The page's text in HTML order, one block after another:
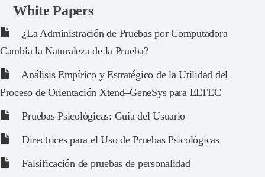
White Papers
¿La Administración de Pruebas por Computadora
Cambia la Naturaleza de la Prueba?
Análisis Empírico y Estratégico de la Utilidad del
Proceso de Orientación Xtend–GeneSys para ELTEC
Pruebas Psicológicas: Guía del Usuario
Directrices para el Uso de Pruebas Psicológicas
Falsificación de pruebas de personalidad